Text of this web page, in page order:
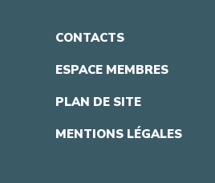
CONTACTS
ESPACE MEMBRES
PLAN DE SITE
MENTIONS LÉGALES